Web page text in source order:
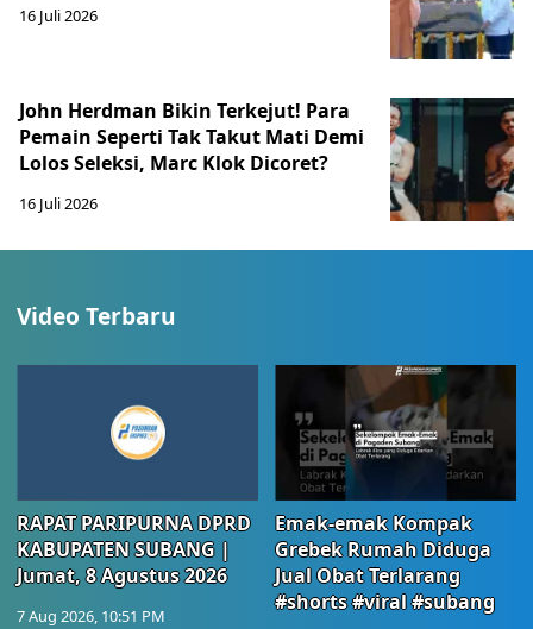
16 Juli 2026
John Herdman Bikin Terkejut! Para
Pemain Seperti Tak Takut Mati Demi
Lolos Seleksi, Marc Klok Dicoret?
16 Juli 2026
Video Terbaru
RAPAT PARIPURNA DPRD
KABUPATEN SUBANG |
Jumat, 8 Agustus 2026
7 Aug 2026, 10:51 PM
Emak-emak Kompak
Grebek Rumah Diduga
Jual Obat Terlarang
#shorts #viral #subang